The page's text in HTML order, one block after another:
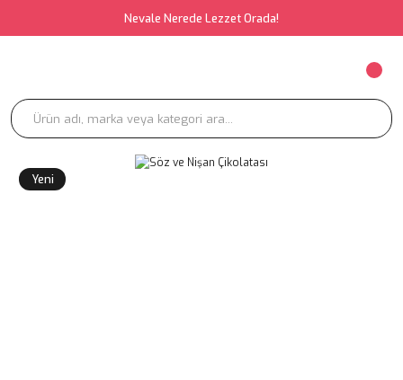
Nevale Nerede Lezzet Orada!
Yeni